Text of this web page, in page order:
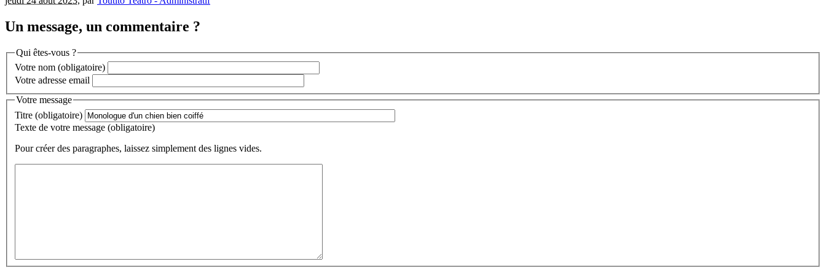
Un message, un commentaire ?
Qui êtes-vous ?
Votre nom (obligatoire)
Votre adresse email
Votre message
Titre (obligatoire)
Texte de votre message (obligatoire)
Pour créer des paragraphes, laissez simplement des lignes vides.